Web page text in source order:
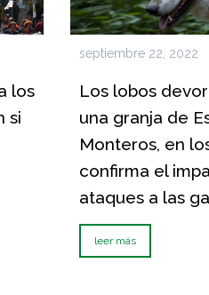
los
si
septiembre 22, 2022
Los lobos
una granja de
Monteros, en
confirma el
ataques a las
leer más